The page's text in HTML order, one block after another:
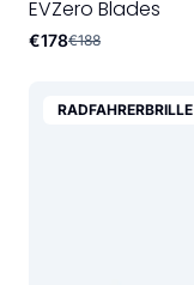
EVZero Blades
€178€188
RADFAHRERBRILLE